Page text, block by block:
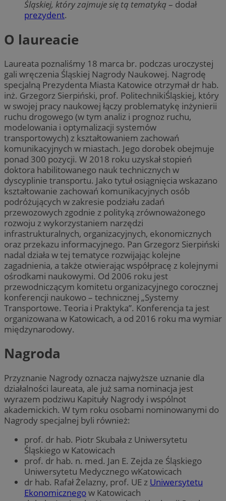
Śląskiej, który zajmuje się tą tematyką – dodał
prezydent.
O laureacie
Laureata poznaliśmy 18 marca br. podczas uroczystej
gali wręczenia Śląskiej Nagrody Naukowej. Nagrodę
specjalną Prezydenta Miasta Katowice otrzymał dr hab.
inż. Grzegorz Sierpiński, prof. PolitechnikiŚląskiej, który
w swojej pracy naukowej łączy problematykę inżynierii
ruchu drogowego (w tym analiz i prognoz ruchu,
modelowania i optymalizacji systemów
transportowych) z kształtowaniem zachowań
komunikacyjnych w miastach. Jego dorobek obejmuje
ponad 300 pozycji. W 2018 roku uzyskał stopień
doktora habilitowanego nauk technicznych w
dyscyplinie transportu. Jako tytuł osiągnięcia wskazano
kształtowanie zachowań komunikacyjnych osób
podróżujących w zakresie podziału zadań
przewozowych zgodnie z polityką zrównoważonego
rozwoju z wykorzystaniem narzędzi
infrastrukturalnych, organizacyjnych, ekonomicznych
oraz przekazu informacyjnego. Pan Grzegorz Sierpiński
nadal działa w tej tematyce rozwijając kolejne
zagadnienia, a także otwierając współpracę z kolejnymi
ośrodkami naukowymi. Od 2006 roku jest
przewodniczącym komitetu organizacyjnego corocznej
konferencji naukowo – technicznej „Systemy
Transportowe. Teoria i Praktyka”. Konferencja ta jest
organizowana w Katowicach, a od 2016 roku ma wymiar
międzynarodowy.
Nagroda
Przyznanie Nagrody oznacza najwyższe uznanie dla
działalności laureata, ale już sama nominacja jest
wyrazem podziwu Kapituły Nagrody i wspólnot
akademickich. W tym roku osobami nominowanymi do
Nagrody specjalnej byli również:
prof. dr hab. Piotr Skubała z Uniwersytetu
Śląskiego w Katowicach
prof. dr hab. n. med. Jan E. Zejda ze Śląskiego
Uniwersytetu Medycznego wKatowicach
dr hab. Rafał Żelazny, prof. UE z Uniwersytetu
Ekonomicznegow Katowicach